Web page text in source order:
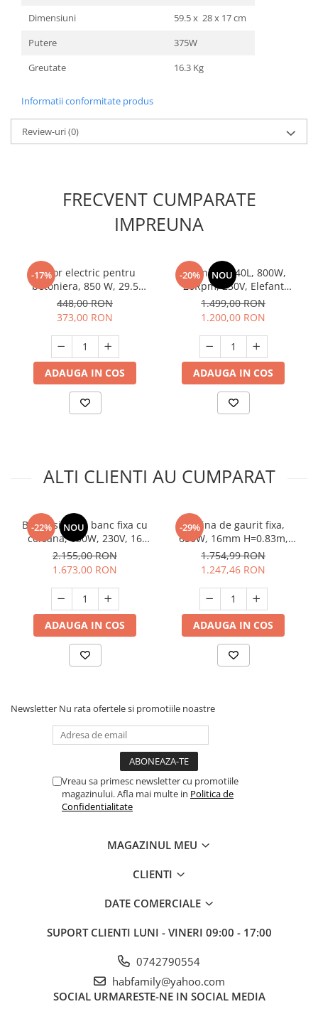
Dimensiuni
59.5 x 28 x 17 cm
Putere
375W
Greutate
16.3 Kg
Informatii conformitate produs
Review-uri(0)
FRECVENT CUMPARATE
IMPREUNA
-17%
Motor electric pentru
betoniera, 850 W, 29.5
rot/min, Bobinaj cupru, 12
µF
448,00 RON
373,00 RON
ADAUGA IN COS
-20% NOU
Betoniera 140L, 800W,
26Rpm, 230V, Elefant
ECM350
1.499,00 RON
1.200,00 RON
ADAUGA IN COS
ALTI CLIENTI AU CUMPARAT
-22% NOU
Bormasina de banc fixa cu
coloana, 650W, 230V, 16
trepte, Procraft BD2000
2.155,00 RON
1.673,00 RON
ADAUGA IN COS
-29%
Masina de gaurit fixa,
650W, 16mm H=0.83m,
RAIDER RDP-BD05,
Profesionala
1.754,99 RON
1.247,46 RON
ADAUGA IN COS
Newsletter Nu rata ofertele si promotiile noastre
Vreau sa primesc newsletter cu promotiile
magazinului. Afla mai multe in Politica de
Confidentialitate
MAGAZINUL MEU
CLIENTI
DATE COMERCIALE
SUPORT CLIENTI LUNI - VINERI 09:00 - 17:00
0742790554
habfamily@yahoo.com
SOCIAL URMARESTE-NE IN SOCIAL MEDIA